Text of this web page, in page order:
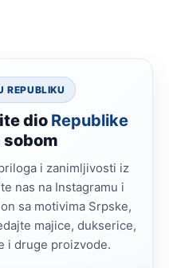
REPUBLIKU
dio Republike
i zanimljivosti iz
nas na Instagramu i
sa motivima Srpske,
majice, dukserice,
i druge proizvode.